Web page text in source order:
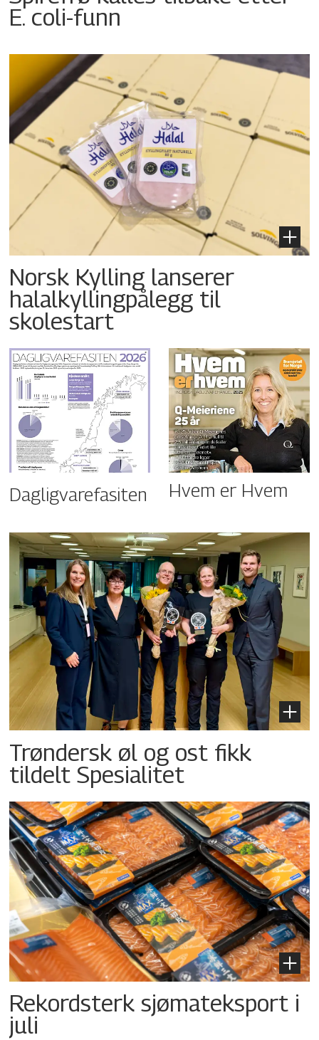
E. coli-funn
Norsk Kylling lanserer
halalkyllingpålegg til
skolestart
Dagligvarefasiten Hvem er Hvem
Trøndersk øl og ost fikk
tildelt Spesialitet
Rekordsterk sjømateksport i
juli